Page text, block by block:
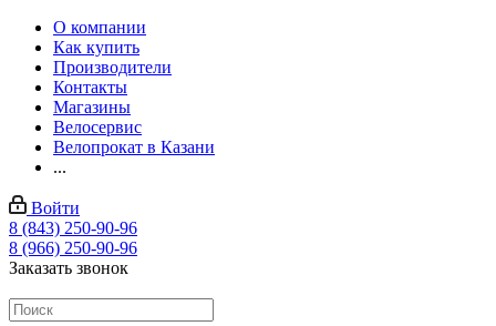
О компании
Как купить
Производители
Контакты
Магазины
Велосервис
Велопрокат в Казани
...
Войти
8 (843) 250-90-96
8 (966) 250-90-96
Заказать звонок